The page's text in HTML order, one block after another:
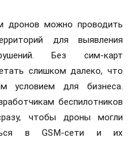
дронов можно проводить
для выявления
Без сим-карт
слишком далеко, что
условием для бизнеса.
беспилотников
чтобы дроны могли
в GSM-сети и их